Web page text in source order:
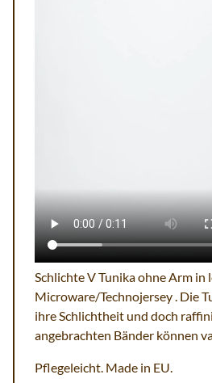
Schlichte V Tunika ohne Arm in
Microware/Technojersey . Die
ihre Schlichtheit und doch
angebrachten Bänder können
Pflegeleicht. Made in EU.